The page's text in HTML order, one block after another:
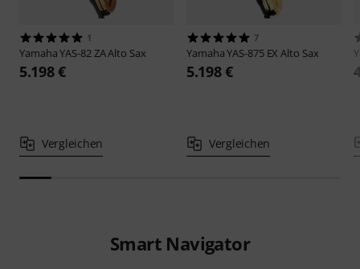
1
YamahaYAS-82 ZA Alto Sax
5.198 €
Vergleichen
7
YamahaYAS-875 EX Alto Sax
5.198 €
Vergleichen
Smart Navigator